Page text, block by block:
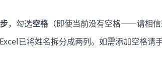
，勾选空格 （即使当前没有空格——请相信
已将姓名拆分成两列。如需添加空格请